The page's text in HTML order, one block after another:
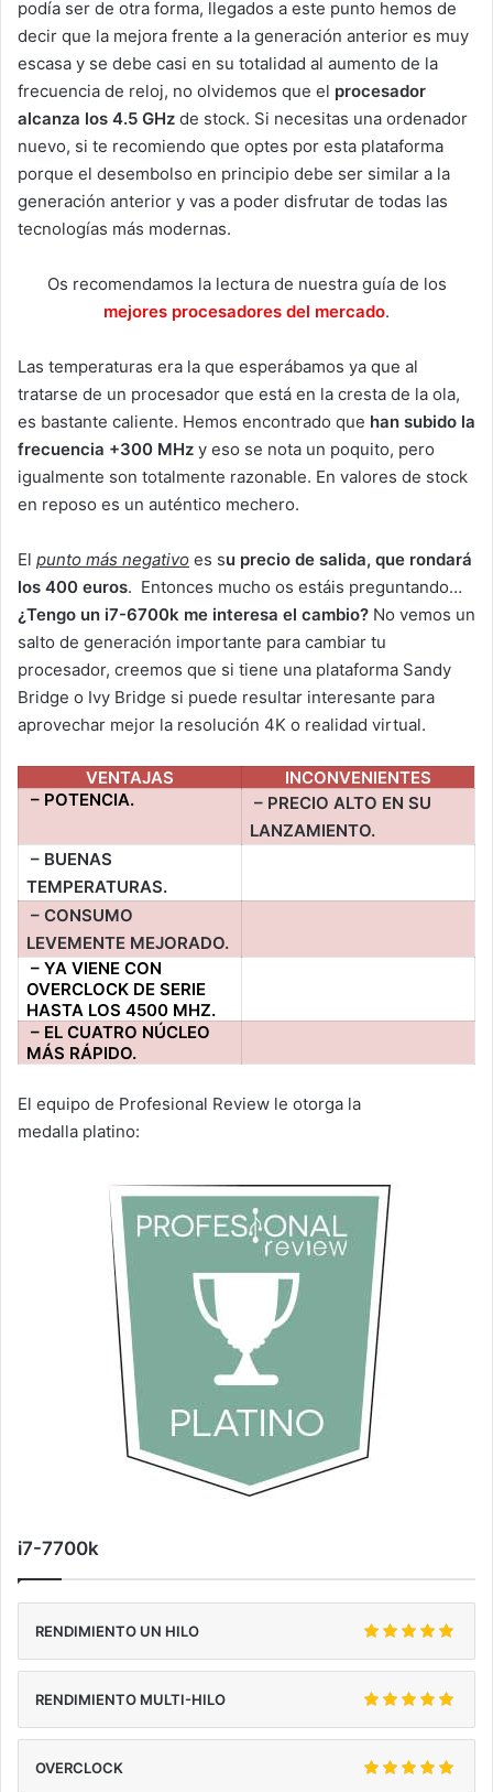
podía ser de otra forma, llegados a este punto hemos de
decir que la mejora frente a la generación anterior es muy
escasa y se debe casi en su totalidad al aumento de la
frecuencia de reloj, no olvidemos que el procesador
alcanza los 4.5 GHz de stock. Si necesitas una ordenador
nuevo, si te recomiendo que optes por esta plataforma
porque el desembolso en principio debe ser similar a la
generación anterior y vas a poder disfrutar de todas las
tecnologías más modernas.
Os recomendamos la lectura de nuestra guía de los
mejores procesadores del mercado.
Las temperaturas era la que esperábamos ya que al
tratarse de un procesador que está en la cresta de la ola,
es bastante caliente. Hemos encontrado que han subido la
frecuencia +300 MHz y eso se nota un poquito, pero
igualmente son totalmente razonable. En valores de stock
en reposo es un auténtico mechero.
El punto más negativo es su precio de salida, que rondará
los 400 euros. Entonces mucho os estáis preguntando…
¿Tengo un i7-6700k me interesa el cambio? No vemos un
salto de generación importante para cambiar tu
procesador, creemos que si tiene una plataforma Sandy
Bridge o Ivy Bridge si puede resultar interesante para
aprovechar mejor la resolución 4K o realidad virtual.
VENTAJAS
INCONVENIENTES
– POTENCIA.
– PRECIO ALTO EN SU
LANZAMIENTO.
– BUENAS
TEMPERATURAS.
– CONSUMO
LEVEMENTE MEJORADO.
– YA VIENE CON
OVERCLOCK DE SERIE
HASTA LOS 4500 MHZ.
– EL CUATRO NÚCLEO
MÁS RÁPIDO.
El equipo de Profesional Review le otorga la
medalla platino:
i7-7700k
RENDIMIENTO UN HILO
RENDIMIENTO MULTI-HILO
OVERCLOCK